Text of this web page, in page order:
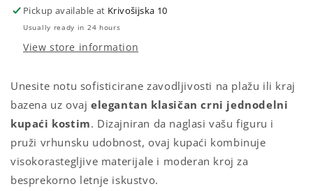
kupaći
kupaći
Pickup available at Krivošijska 10
Usually ready in 24 hours
View store information
Unesite notu sofisticiranezavodljivosti na plažu ili kraj
bazena uz ovajelegantan klasičan crni jednodelni
kupaći kostim. Dizajniran da naglasivašufiguru i
pruži vrhunsku udobnost,ovaj kupaći kombinuje
visokorastegljive materijale i moderan krojza
besprekorno letnje iskustvo.